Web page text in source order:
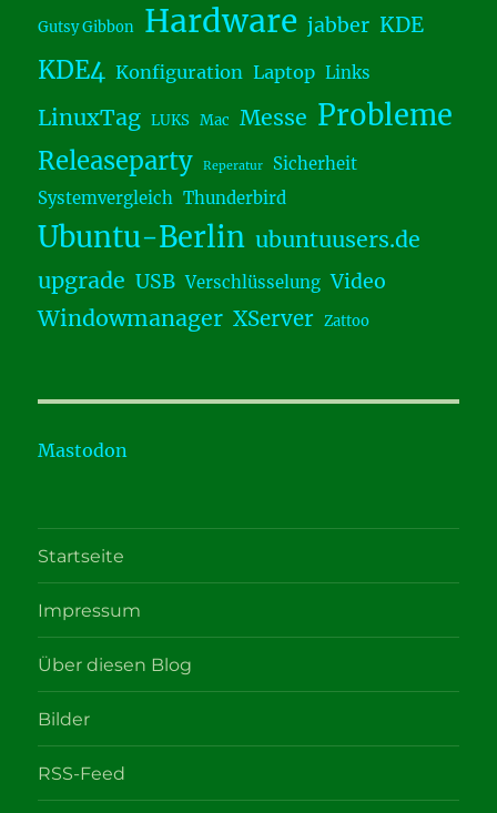
Gutsy Gibbon Hardware jabber KDE
KDE4 Konfiguration Laptop Links
LinuxTag LUKS Mac Messe Probleme
Releaseparty Reperatur
Sicherheit
Systemvergleich Thunderbird
Ubuntu-Berlin ubuntuusers.de
upgrade USB Verschlüsselung Video
Windowmanager XServer Zattoo
Mastodon
Startseite
Impressum
Über diesen Blog
Bilder
RSS-Feed